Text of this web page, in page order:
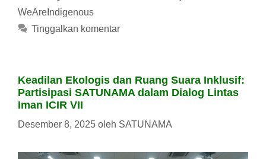
WeAreIndigenous
Tinggalkan komentar
Keadilan Ekologis dan Ruang Suara Inklusif:
Partisipasi SATUNAMA dalam Dialog Lintas
Iman ICIR VII
Desember 8, 2025 oleh SATUNAMA